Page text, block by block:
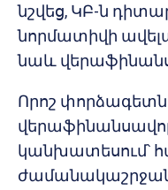
նշվեց, ԿԲ-ն
նորմատիվի
նաև
Որոշ
կանխատեսում՝